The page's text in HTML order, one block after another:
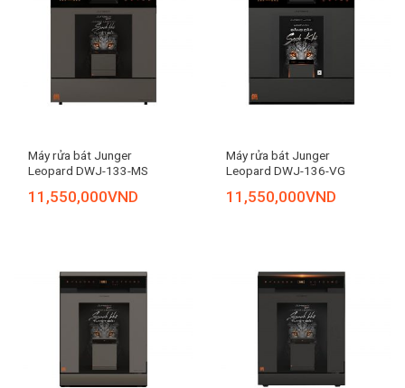
Máy rửa bát Junger
Leopard DWJ-133-MS
11,550,000VND
Máy rửa bát Junger
Leopard DWJ-136-VG
11,550,000VND